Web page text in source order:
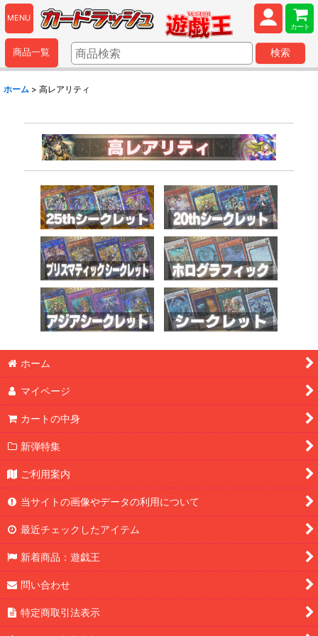
MENU
カート
商品一覧 検索
ホーム > 高レアリティ
ホーム
マイページ
カートの中身
新弾特集
ご利用案内
当サイトの画像やデータの利用について
最近チェックしたアイテム
新着商品：遊戯王
問い合わせ
特定商取引法表示